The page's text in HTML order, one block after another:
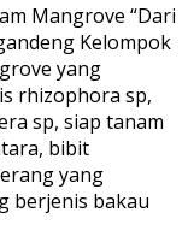
Mangrove “Dari
Kelompok
yang
rhizophora sp,
sp, siap tanam
bibit
yang
berjenis bakau